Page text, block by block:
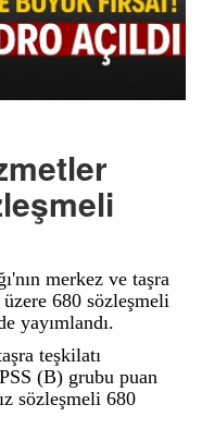
merkez ve taşra
680 sözleşmeli
yayımlandı.
teşkilatı
(B) grubu puan
sözleşmeli 680